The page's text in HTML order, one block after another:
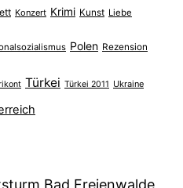
Konzert Krimi Kunst Liebe
Polen Rezension
Türkei Türkei 2011 Ukraine